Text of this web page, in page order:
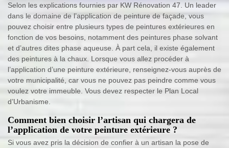
Selon les explications fournies par KW Rénovation 47. Un leader
dans le domaine de l’application de peinture de façade, vous
pouvez choisir entre plusieurs types de peintures extérieures en
fonction de vos besoins, notamment des peintures phase solvant
et d’autres dites phase aqueuse. À part cela, il existe également
des peintures à la chaux. Lorsque vous allez procéder à
l’application d’une peinture extérieure, renseignez-vous auprès de
votre municipalité, car vous ne pouvez pas peindre comme vous
voulez votre immeuble. Vous devez respecter le Plan Local
d’Urbanisme.
Comment bien choisir l’artisan qui chargera de
l’application de votre peinture extérieure ?
Si vous avez pris la décision de confier à un artisan la pose de